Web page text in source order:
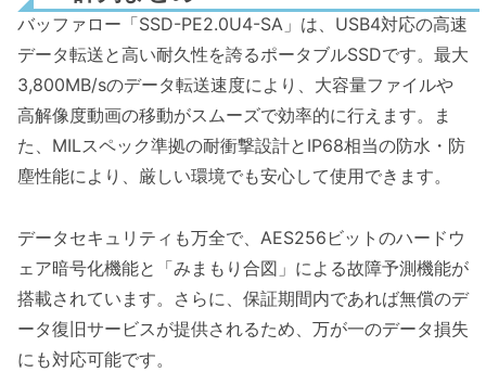
バッファロー「SSD-PE2.0U4-SA」は、USB4対応の高速
データ転送と高い耐久性を誇るポータブルSSDです。最大
3,800MB/sのデータ転送速度により、大容量ファイルや
高解像度動画の移動がスムーズで効率的に行えます。ま
た、MILスペック準拠の耐衝撃設計とIP68相当の防水・防
塵性能により、厳しい環境でも安心して使用できます。
データセキュリティも万全で、AES256ビットのハードウ
ェア暗号化機能と「みまもり合図」による故障予測機能が
搭載されています。さらに、保証期間内であれば無償のデ
ータ復旧サービスが提供されるため、万が一のデータ損失
にも対応可能です。